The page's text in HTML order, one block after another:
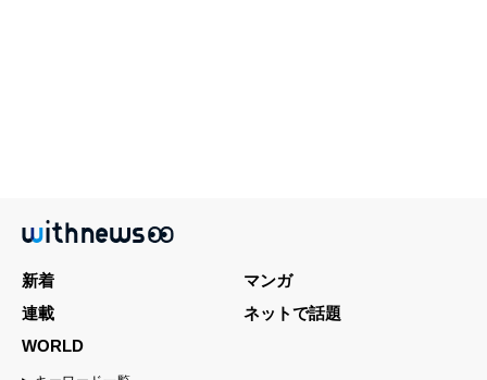
新着
マンガ
連載
ネットで話題
WORLD